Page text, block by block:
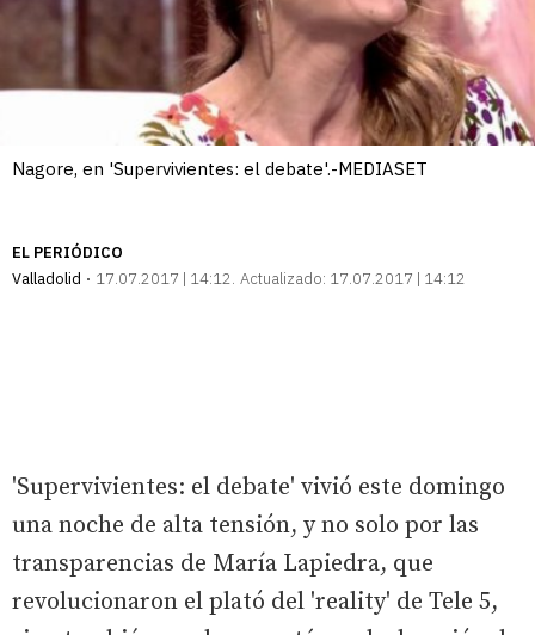
Nagore, en 'Supervivientes: el debate'.-MEDIASET
EL PERIÓDICO
Valladolid
17.07.2017 | 14:12 Actualizado: 17.07.2017 | 14:12
'Supervivientes: el debate' vivió este domingo
una noche de alta tensión, y no solo por las
transparencias de María Lapiedra, que
revolucionaron el plató del 'reality' de Tele 5,